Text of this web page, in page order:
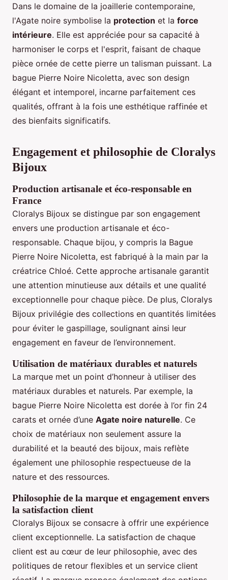
Dans le domaine de la joaillerie contemporaine,
l'Agate noire symbolise la protection et la force
intérieure. Elle est appréciée pour sa capacité à
harmoniser le corps et l'esprit, faisant de chaque
pièce ornée de cette pierre un talisman puissant. La
bague Pierre Noire Nicoletta, avec son design
élégant et intemporel, incarne parfaitement ces
qualités, offrant à la fois une esthétique raffinée et
des bienfaits significatifs.
Engagement et philosophie de Cloralys
Bijoux
Production artisanale et éco-responsable en
France
Cloralys Bijoux se distingue par son engagement
envers une production artisanale et éco-
responsable. Chaque bijou, y compris la Bague
Pierre Noire Nicoletta, est fabriqué à la main par la
créatrice Chloé. Cette approche artisanale garantit
une attention minutieuse aux détails et une qualité
exceptionnelle pour chaque pièce. De plus, Cloralys
Bijoux privilégie des collections en quantités limitées
pour éviter le gaspillage, soulignant ainsi leur
engagement en faveur de l’environnement.
Utilisation de matériaux durables et naturels
La marque met un point d’honneur à utiliser des
matériaux durables et naturels. Par exemple, la
bague Pierre Noire Nicoletta est dorée à l’or fin 24
carats et ornée d’une Agate noire naturelle. Ce
choix de matériaux non seulement assure la
durabilité et la beauté des bijoux, mais reflète
également une philosophie respectueuse de la
nature et des ressources.
Philosophie de la marque et engagement envers
la satisfaction client
Cloralys Bijoux se consacre à offrir une expérience
client exceptionnelle. La satisfaction de chaque
client est au cœur de leur philosophie, avec des
politiques de retour flexibles et un service client